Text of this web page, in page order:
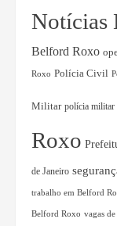
Notícias
Belford Roxo
Roxo Polícia Civil
Militar polícia militar
Roxo
de Janeiro
trabalho em Belford
Belford Roxo vagas